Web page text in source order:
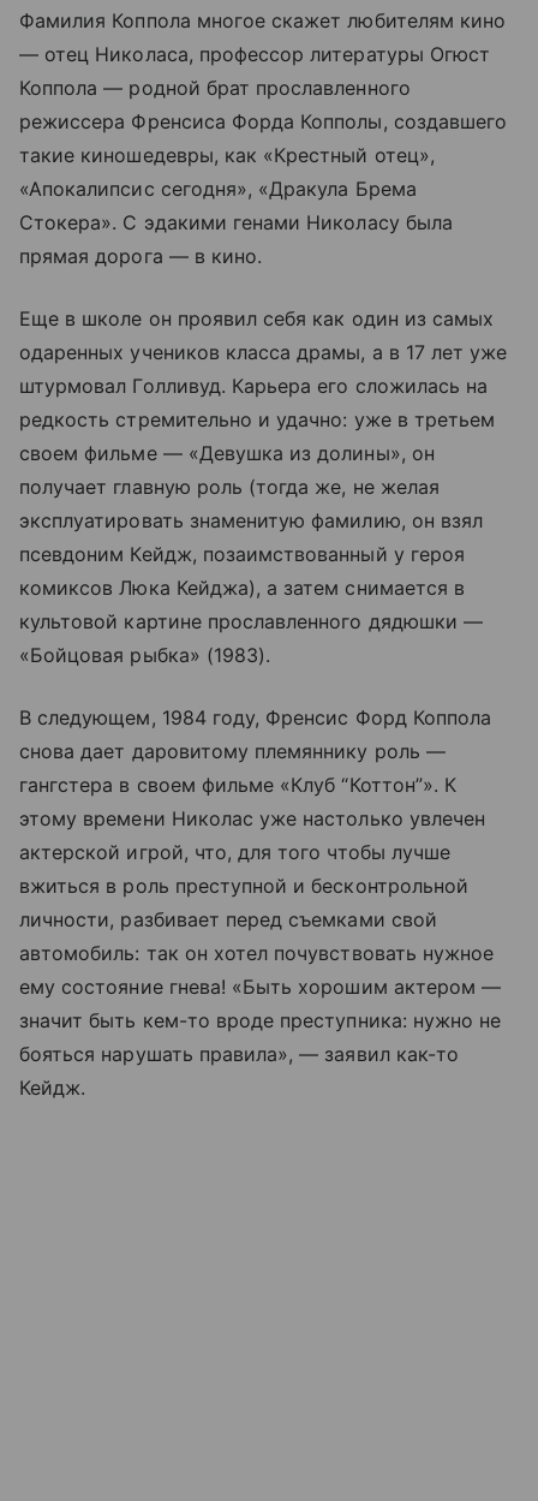
Фамилия Коппола многое скажет любителям кино
— отец Николаса, профессор литературы Огюст
Коппола — родной брат прославленного
режиссера Френсиса Форда Копполы, создавшего
такие киношедевры, как «Крестный отец»,
«Апокалипсис сегодня», «Дракула Брема
Стокера». С эдакими генами Николасу была
прямая дорога — в кино.
Еще в школе он проявил себя как один из самых
одаренных учеников класса драмы, а в 17 лет уже
штурмовал Голливуд. Карьера его сложилась на
редкость стремительно и удачно: уже в третьем
своем фильме — «Девушка из долины», он
получает главную роль (тогда же, не желая
эксплуатировать знаменитую фамилию, он взял
псевдоним Кейдж, позаимствованный у героя
комиксов Люка Кейджа), а затем снимается в
культовой картине прославленного дядюшки —
«Бойцовая рыбка» (1983).
В следующем, 1984 году, Френсис Форд Коппола
снова дает даровитому племяннику роль —
гангстера в своем фильме «Клуб “Коттон”». К
этому времени Николас уже настолько увлечен
актерской игрой, что, для того чтобы лучше
вжиться в роль преступной и бесконтрольной
личности, разбивает перед съемками свой
автомобиль: так он хотел почувствовать нужное
ему состояние гнева! «Быть хорошим актером —
значит быть кем-то вроде преступника: нужно не
бояться нарушать правила», — заявил как-то
Кейдж.